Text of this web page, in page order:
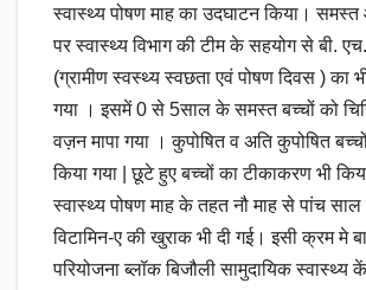
स्वास्थ्य पोषण माह का उदघाटन किया।
पर स्वास्थ्य विभाग की टीम के सहयोग से बी.
(ग्रामीण स्वस्थ्य स्वछता एवं पोषण दिवस ) का
गया । इसमें 0 से 5साल के समस्त बच्चों को
वज़न मापा गया । कुपोषित व अति कुपोषित
किया गया | छूटे हुए बच्चों का टीकाकरण भी
स्वास्थ्य पोषण माह के तहत नौ माह से पांच
विटामिन-ए की खुराक भी दी गई। इसी क्रम मे
परियोजना ब्लॉक बिजौली सामुदायिक स्वास्थ्य